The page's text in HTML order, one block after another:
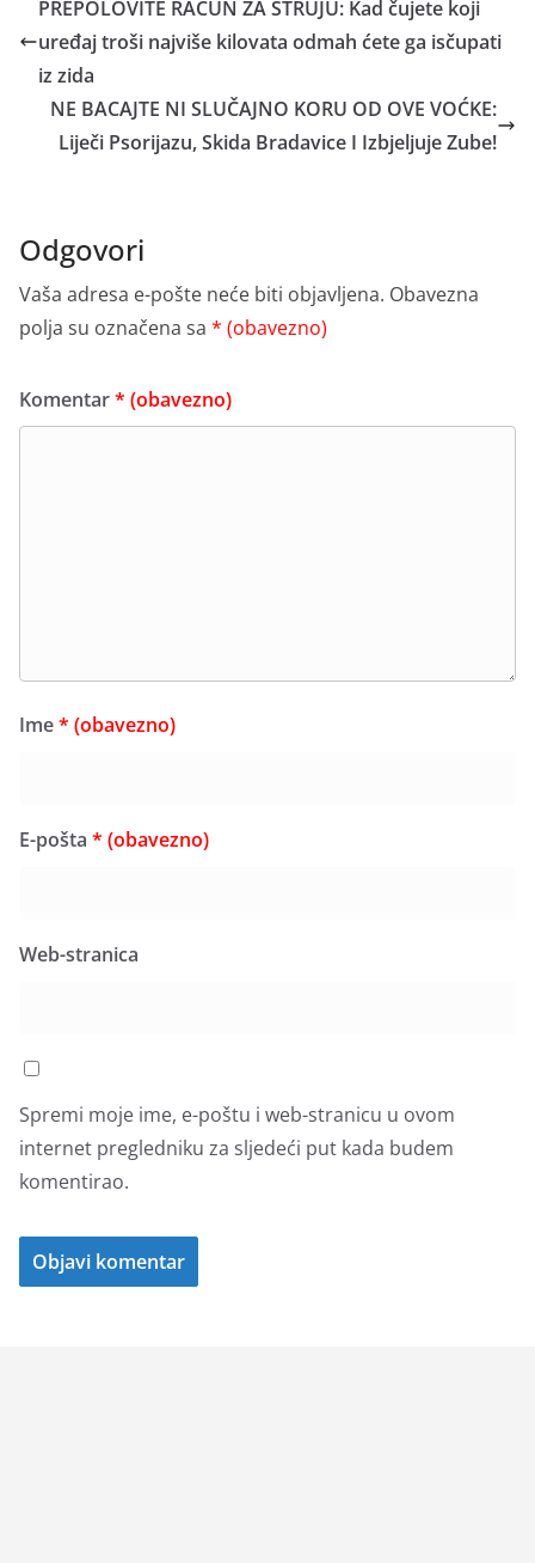
PREPOLOVITE RAČUN ZA STRUJU: Kad čujete koji
uređaj troši najviše kilovata odmah ćete ga isčupati
iz zida
NE BACAJTE NI SLUČAJNO KORU OD OVE VOĆKE:
Liječi Psorijazu, Skida Bradavice I Izbjeljuje Zube!
Odgovori
Vaša adresa e-pošte neće biti objavljena. Obavezna
polja su označena sa * (obavezno)
Komentar* (obavezno)
Ime* (obavezno)
E-pošta * (obavezno)
Web-stranica
Spremi moje ime, e-poštu i web-stranicu u ovom
internet pregledniku za sljedeći put kada budem
komentirao.